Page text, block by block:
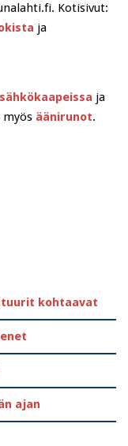
Kotisivut:
ja
ja
äänirunot.
kohtaavat
ajan